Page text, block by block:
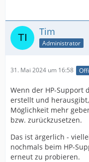
drücken musste)
4) Sobald die
drücken, um ins BIOS zu gelangen, es
den Systemangaben
5) Im BIOS wählen
security to factory defaults”, die sich gleich in der ersten
Registerkarte „File“ befindet und so setzen Sie die
Sicherheitseinstellungen zurück.
Registerkarte „Security“ befindet
Tim
Administrator
31. Mai 2024 um 16:58
Wenn der HP-Support
erstellt und
Möglichkeit mehr
bzw. zurückzusetzen.
Das ist ärgerlich -
nochmals beim HP-
erneut zu probieren.